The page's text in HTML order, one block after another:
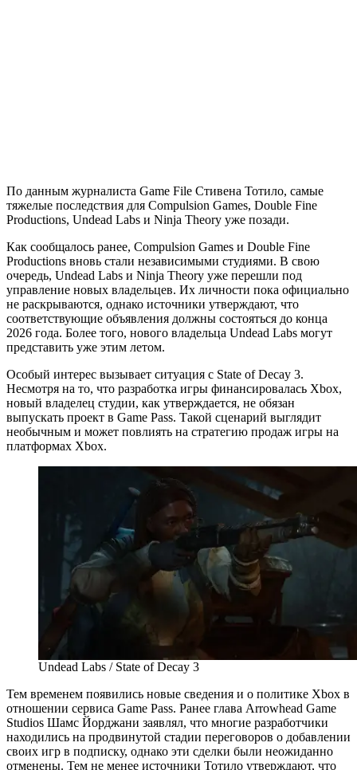
По данным журналиста Game File Стивена Тотило, самые
тяжелые последствия для Compulsion Games, Double Fine
Productions, Undead Labs и Ninja Theory уже позади.
Как сообщалось ранее, Compulsion Games и Double Fine
Productions вновь стали независимыми студиями. В свою
очередь, Undead Labs и Ninja Theory уже перешли под
управление новых владельцев. Их личности пока официально
не раскрываются, однако источники утверждают, что
соответствующие объявления должны состояться до конца
2026 года. Более того, нового владельца Undead Labs могут
представить уже этим летом.
Особый интерес вызывает ситуация с State of Decay 3.
Несмотря на то, что разработка игры финансировалась Xbox,
новый владелец студии, как утверждается, не обязан
выпускать проект в Game Pass. Такой сценарий выглядит
необычным и может повлиять на стратегию продаж игры на
платформах Xbox.
Undead Labs / State of Decay 3
Тем временем появились новые сведения и о политике Xbox в
отношении сервиса Game Pass. Ранее глава Arrowhead Game
Studios Шамс Йорджани заявлял, что многие разработчики
находились на продвинутой стадии переговоров о добавлении
своих игр в подписку, однако эти сделки были неожиданно
отменены. Тем не менее источники Тотило утверждают, что